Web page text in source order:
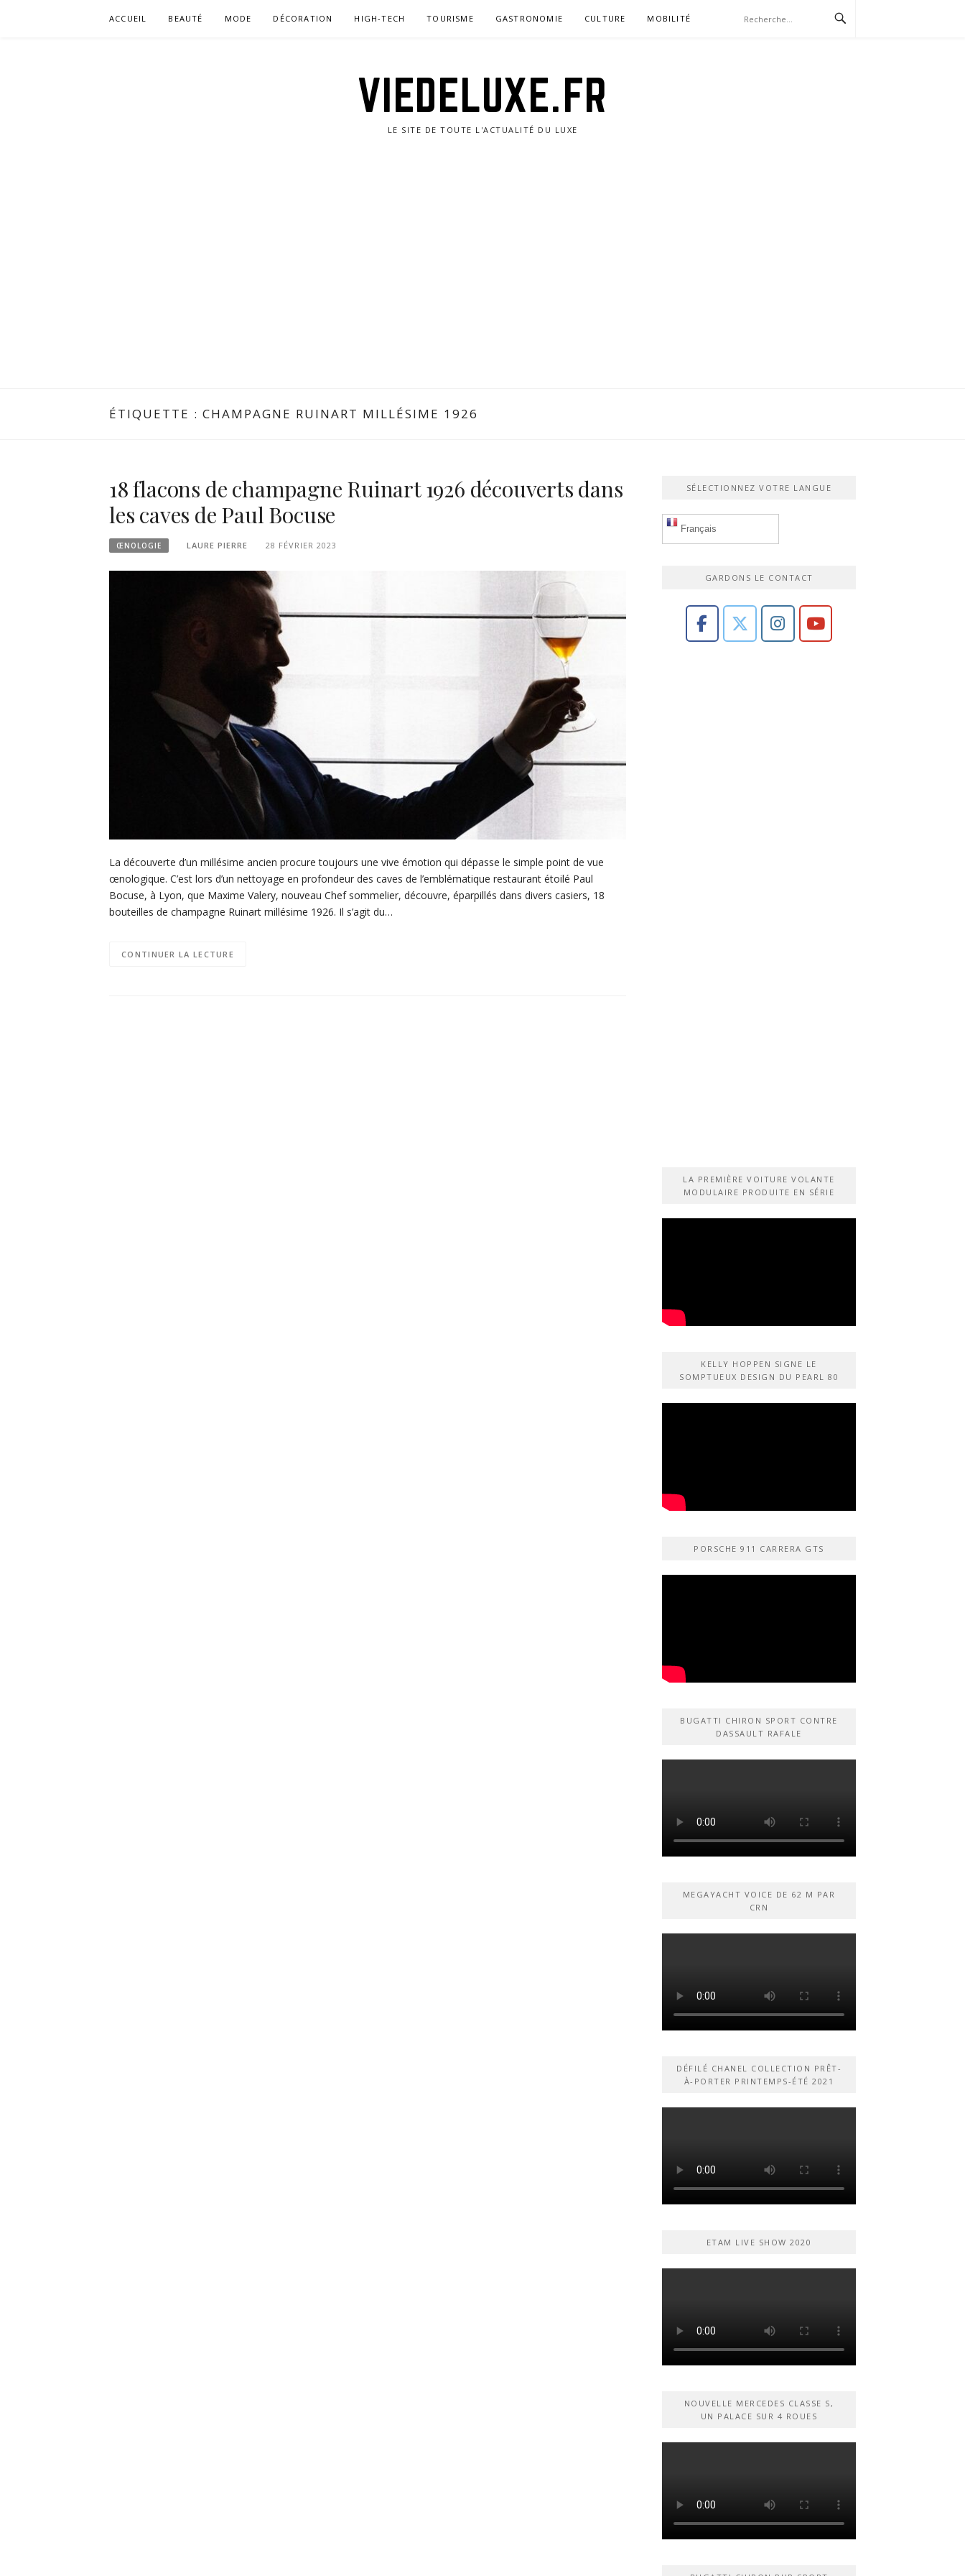
ACCUEIL BEAUTÉ MODE DÉCORATION HIGH-TECH TOURISME GASTRONOMIE CULTURE MOBILITÉ
VIEDELUXE.FR
LE SITE DE TOUTE L'ACTUALITÉ DU LUXE
ÉTIQUETTE : CHAMPAGNE RUINART MILLÉSIME 1926
18 flacons de champagne Ruinart 1926 découverts dans
les caves de Paul Bocuse
ŒNOLOGIE LAURE PIERRE 28 FÉVRIER 2023
La découverte d’un millésime ancien procure toujours une vive émotion qui dépasse le simple point de vue
œnologique. C’est lors d’un nettoyage en profondeur des caves de l’emblématique restaurant étoilé Paul
Bocuse, à Lyon, que Maxime Valery, nouveau Chef sommelier, découvre, éparpillés dans divers casiers, 18
bouteilles de champagne Ruinart millésime 1926. Il s’agit du…
CONTINUER LA LECTURE
SÉLECTIONNEZ VOTRE LANGUE
Français
GARDONS LE CONTACT
LA PREMIÈRE VOITURE VOLANTE
MODULAIRE PRODUITE EN SÉRIE
KELLY HOPPEN SIGNE LE
SOMPTUEUX DESIGN DU PEARL 80
PORSCHE 911 CARRERA GTS
BUGATTI CHIRON SPORT CONTRE
DASSAULT RAFALE
MEGAYACHT VOICE DE 62 M PAR
CRN
DÉFILÉ CHANEL COLLECTION PRÊT-
À-PORTER PRINTEMPS-ÉTÉ 2021
ETAM LIVE SHOW 2020
NOUVELLE MERCEDES CLASSE S,
UN PALACE SUR 4 ROUES